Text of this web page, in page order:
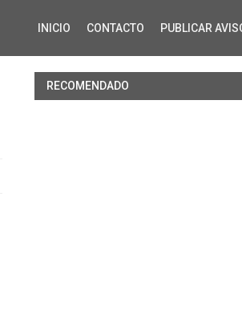
INICIO CONTACTO PUBLICAR
RECOMENDADO